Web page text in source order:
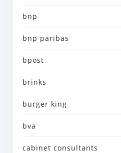
bnp
bnp paribas
bpost
brinks
burger king
bva
cabinet consultants